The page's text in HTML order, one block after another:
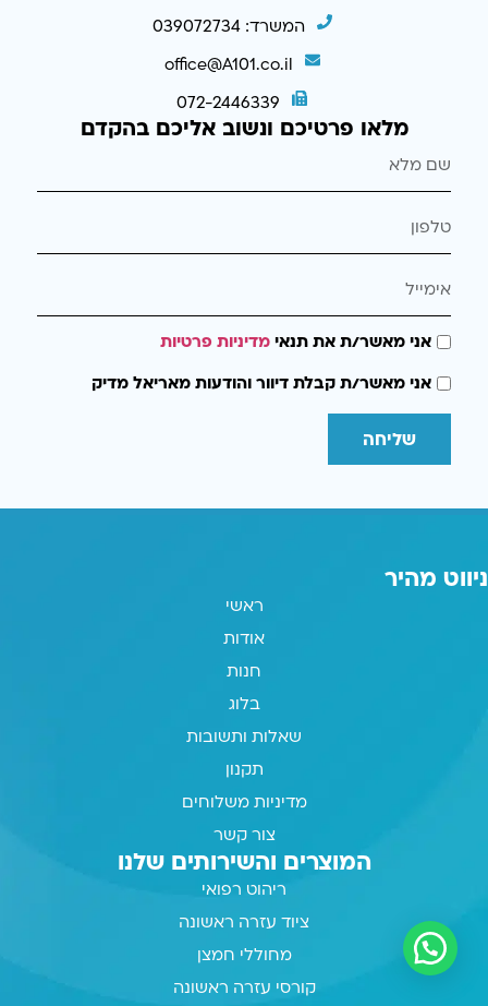
המשרד: 039072734
office@A101.co.il
072-2446339
מלאו פרטיכם ונשוב אליכם בהקדם
אני מאשר/ת את תנאימדיניות פרטיות
אני מאשר/ת קבלת דיוור והודעות מאריאל מדיק
שליחה
ניווט מהיר
ראשי
אודות
חנות
בלוג
שאלות ותשובות
תקנון
מדיניות משלוחים
צור קשר
המוצרים והשירותים שלנו
ריהוט רפואי
ציוד עזרה ראשונה
מחוללי חמצן
קורסי עזרה ראשונה